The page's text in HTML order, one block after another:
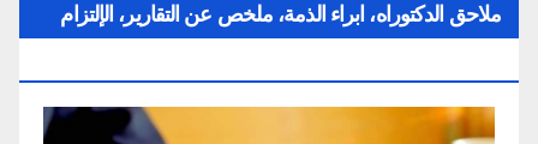
ملاحق الدكتوراه، ابراء الذمة، ملخص عن التقارير، الإلتزام